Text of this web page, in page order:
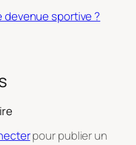
devenue sportive ?
pour publier un